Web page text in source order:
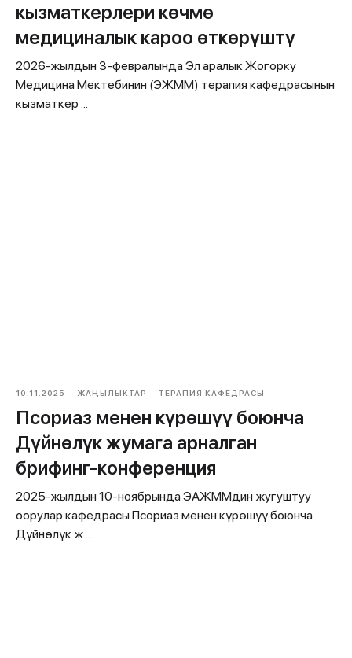
кызматкерлери көчмө
медициналык кароо өткөрүштү
2026-жылдын 3-февралында Эл аралык Жогорку
Медицина Мектебинин (ЭЖММ) терапия кафедрасынын
кызматкер ...
10.11.2025 ЖАҢЫЛЫКТАР ТЕРАПИЯ КАФЕДРАСЫ
Псориаз менен күрөшүү боюнча
Дүйнөлүк жумага арналган
брифинг-конференция
2025-жылдын 10-ноябрында ЭАЖММдин жугуштуу
оорулар кафедрасы Псориаз менен күрөшүү боюнча
Дүйнөлүк ж ...